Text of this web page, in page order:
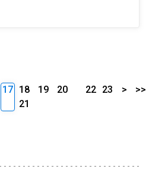
17 18 19
20
21
22 23 > >>